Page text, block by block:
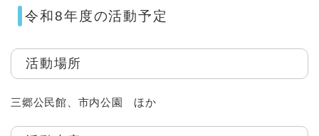
令和8年度の活動予定
活動場所
三郷公民館、市内公園 ほか